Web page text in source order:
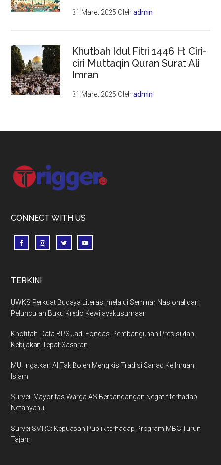
31 Maret 2025 Olehadmin
Khutbah Idul Fitri 1446 H: Ciri-
ciri Muttaqin Quran Surat Ali
Imran
31 Maret 2025 Olehadmin
Footer
CONNECT WITH US
TERKINI
UWKS Perkuat Budaya Literasi melalui Seminar Nasional dan
Peluncuran Buku Kredo Kewijayakusumaan
Khofifah: Data BPS Jadi Fondasi Pembangunan Presisi dan
Kebijakan Tepat Sasaran
MUI Ingatkan AI Tak Boleh Mengikis Tradisi Sanad Keilmuan
Islam
Survei: Mayoritas Warga AS Berpandangan Negatif terhadap
Netanyahu
Survei SMRC: Kepuasan Publik terhadap Program MBG Turun
Tajam